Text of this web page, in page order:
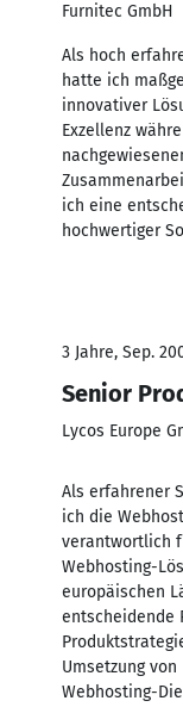
Furnitec GmbH
Als hoch
hatte ich
innovativer
Exzellenz
ich eine
hochwertiger
3 Jahre, Sep.
Senior
Lycos Europe
Als erfahrener
ich die
verantwortlich
Webhosting-
europäischen
entscheidende
Umsetzung
Webhosting-